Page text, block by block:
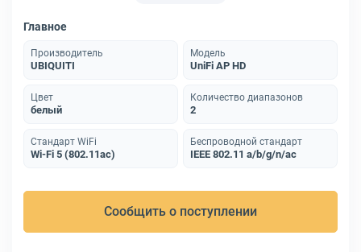
Главное
Производитель
UBIQUITI
Модель
UniFi AP HD
Цвет
белый
Количество диапазонов
2
Стандарт WiFi
Wi-Fi 5 (802.11ac)
Беспроводной стандарт
IEEE 802.11 a/b/g/n/ac
Сообщить о поступлении